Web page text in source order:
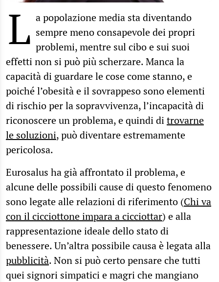
L a popolazione media sta diventando
sempre meno consapevole dei propri
problemi, mentre sul cibo e sui suoi
effetti non si può più scherzare. Manca la
capacità di guardare le cose come stanno, e
poiché l’obesità e il sovrappeso sono elementi
di rischio per la sopravvivenza, l’incapacità di
riconoscere un problema, e quindi ditrovarne
le soluzioni, può diventare estremamente
pericolosa.
Eurosalus ha già affrontato il problema, e
alcune delle possibili cause di questo fenomeno
sono legate alle relazioni di riferimento (Chi va
con il cicciottone impara a cicciottar) e alla
rappresentazione ideale dello stato di
benessere. Un’altra possibile causa è legata alla
pubblicità. Non si può certo pensare che tutti
quei signori simpatici e magri che mangiano